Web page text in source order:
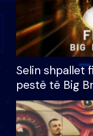
Selin shpallet
pestë të Big
çmimin e